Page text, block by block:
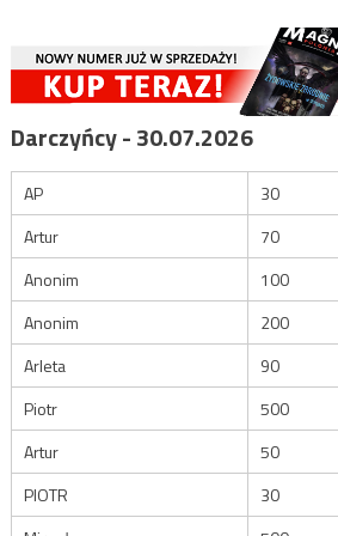
Darczyńcy - 30.07.2026
AP
30
Artur
70
Anonim
100
Anonim
200
Arleta
90
Piotr
500
Artur
50
PIOTR
30